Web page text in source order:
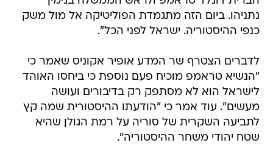
נתניהו. ביום הזה מתגמדת הפוליטיקה אל מול משק
כנפי ההיסטוריה. ישראל לפני הכל".
לדברים הצטרף שר המדע אופיר אקוניס שאמר כי
"הנשיא טראמפ מוכיח פעם נוספת כי ביחסו האוהד
לישראל הוא לא מסתפק רק בדיבורים ועושה
מעשים". עוד אמר כי "הודעתו ההיסטורית שמה קץ
לתביעה השקרית של סוריה על רמת הגולן שהיא
שטח יהודי משחר ההיסטוריה".